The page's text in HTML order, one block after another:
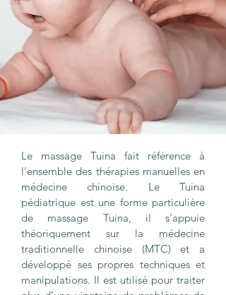
Le massage Tuina fait référence à
l’ensemble des thérapies manuelles en
médecine chinoise. Le Tuina
pédiatrique est une forme particulière
de massage Tuina, il s’appuie
théoriquement sur la médecine
traditionnelle chinoise (MTC) et a
développé ses propres techniques et
manipulations. Il est utilisé pour traiter